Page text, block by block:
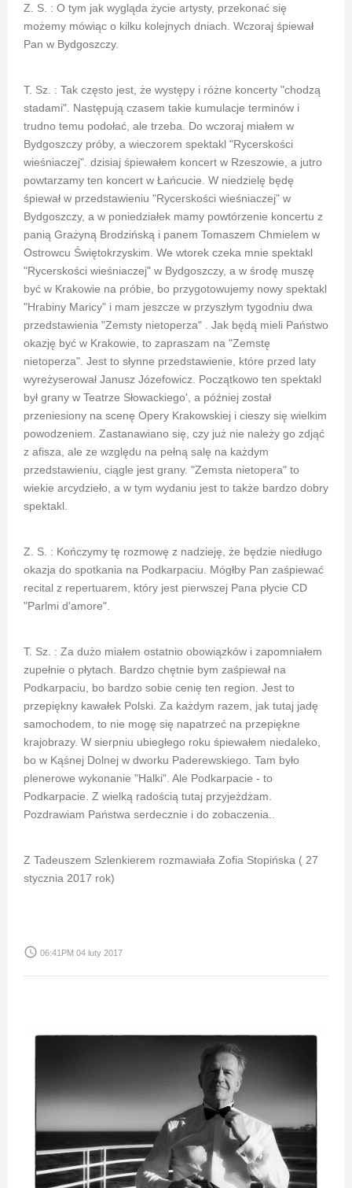
Z. S. : O tym jak wygląda życie artysty, przekonać się
możemy mówiąc o kilku kolejnych dniach. Wczoraj śpiewał
Pan w Bydgoszczy.
T. Sz. : Tak często jest, że występy i różne koncerty "chodzą
stadami". Następują czasem takie kumulacje terminów i
trudno temu podołać, ale trzeba. Do wczoraj miałem w
Bydgoszczy próby, a wieczorem spektakl "Rycerskości
wieśniaczej". dzisiaj śpiewałem koncert w Rzeszowie, a jutro
powtarzamy ten koncert w Łańcucie. W niedzielę będę
śpiewał w przedstawieniu "Rycerskości wieśniaczej" w
Bydgoszczy, a w poniedziałek mamy powtórzenie koncertu z
panią Grażyną Brodzińską i panem Tomaszem Chmielem w
Ostrowcu Świętokrzyskim. We wtorek czeka mnie spektakl
"Rycerskości wieśniaczej" w Bydgoszczy, a w środę muszę
być w Krakowie na próbie, bo przygotowujemy nowy spektakl
"Hrabiny Maricy" i mam jeszcze w przyszłym tygodniu dwa
przedstawienia "Zemsty nietoperza" . Jak będą mieli Państwo
okazję być w Krakowie, to zapraszam na "Zemstę
nietoperza". Jest to słynne przedstawienie, które przed laty
wyreżyserował Janusz Józefowicz. Początkowo ten spektakl
był grany w Teatrze Słowackiego', a później został
przeniesiony na scenę Opery Krakowskiej i cieszy się wielkim
powodzeniem. Zastanawiano się, czy już nie należy go zdjąć
z afisza, ale ze względu na pełną salę na każdym
przedstawieniu, ciągle jest grany. "Zemsta nietopera" to
wiekie arcydzieło, a w tym wydaniu jest to także bardzo dobry
spektakl.
Z. S. : Kończymy tę rozmowę z nadzieję, że będzie niedługo
okazja do spotkania na Podkarpaciu. Mógłby Pan zaśpiewać
recital z repertuarem, który jest pierwszej Pana płycie CD
"Parlmi d'amore".
T. Sz. : Za dużo miałem ostatnio obowiązków i zapomniałem
zupełnie o płytach. Bardzo chętnie bym zaśpiewał na
Podkarpaciu, bo bardzo sobie cenię ten region. Jest to
przepiękny kawałek Polski. Za każdym razem, jak tutaj jadę
samochodem, to nie mogę się napatrzeć na przepiękne
krajobrazy. W sierpniu ubiegłego roku śpiewałem niedaleko,
bo w Kąśnej Dolnej w dworku Paderewskiego. Tam było
plenerowe wykonanie "Halki". Ale Podkarpacie - to
Podkarpacie. Z wielką radością tutaj przyjeżdżam.
Pozdrawiam Państwa serdecznie i do zobaczenia..
Z Tadeuszem Szlenkierem rozmawiała Zofia Stopińska ( 27
stycznia 2017 rok)
access_time 06:41PM 04 luty 2017